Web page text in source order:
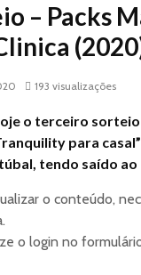
– Packs
193 visualizações
o terceiro sorteio
para
tendo saído
o conteúdo,
o login no